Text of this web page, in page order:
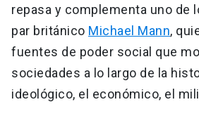
repasa y complementa uno de
par británico Michael Mann,
fuentes de poder social que
sociedades a lo largo de la
ideológico, el económico, el